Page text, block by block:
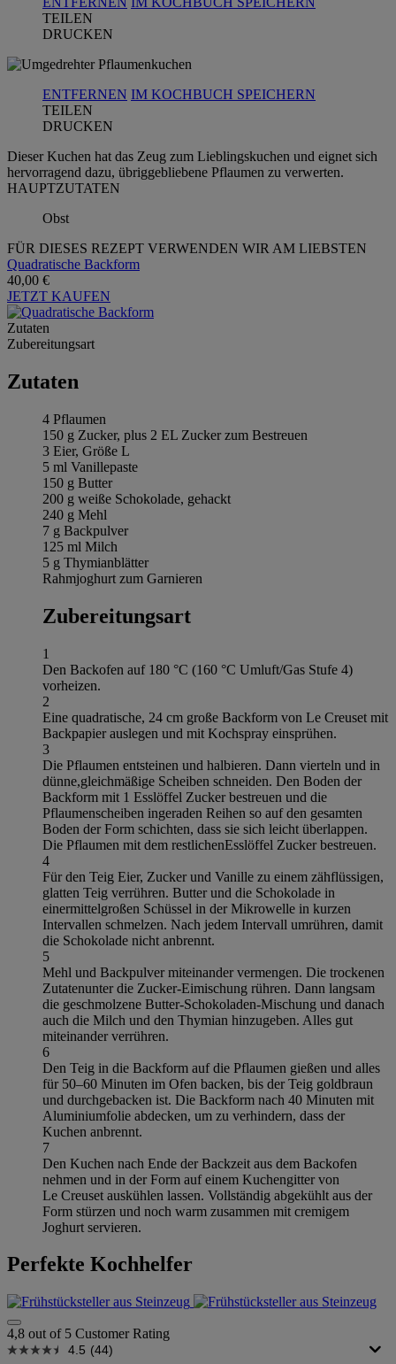
TEILEN
DRUCKEN
ENTFERNEN IM KOCHBUCH SPEICHERN
TEILEN
DRUCKEN
Dieser Kuchen hat das Zeug zum Lieblingskuchen und eignet sich
hervorragend dazu, übriggebliebene Pflaumen zu verwerten.
HAUPTZUTATEN
Obst
FÜR DIESES REZEPT VERWENDEN WIR AM LIEBSTEN
Quadratische Backform
40,00 €
JETZT KAUFEN
Zutaten
Zubereitungsart
Zutaten
4 Pflaumen
150 g Zucker, plus 2 EL Zucker zum Bestreuen
3 Eier, Größe L
5 ml Vanillepaste
150 g Butter
200 g weiße Schokolade, gehackt
240 g Mehl
7 g Backpulver
125 ml Milch
5 g Thymianblätter
Rahmjoghurt zum Garnieren
Zubereitungsart
1
Den Backofen auf 180 °C (160 °C Umluft/Gas Stufe 4)
vorheizen.
2
Eine quadratische, 24 cm große Backform von Le Creuset mit
Backpapier auslegen und mit Kochspray einsprühen.
3
Die Pflaumen entsteinen und halbieren. Dann vierteln und in
dünne,gleichmäßige Scheiben schneiden. Den Boden der
Backform mit 1 Esslöffel Zucker bestreuen und die
Pflaumenscheiben ingeraden Reihen so auf den gesamten
Boden der Form schichten, dass sie sich leicht überlappen.
Die Pflaumen mit dem restlichenEsslöffel Zucker bestreuen.
4
Für den Teig Eier, Zucker und Vanille zu einem zähflüssigen,
glatten Teig verrühren. Butter und die Schokolade in
einermittelgroßen Schüssel in der Mikrowelle in kurzen
Intervallen schmelzen. Nach jedem Intervall umrühren, damit
die Schokolade nicht anbrennt.
5
Mehl und Backpulver miteinander vermengen. Die trockenen
Zutatenunter die Zucker-Eimischung rühren. Dann langsam
die geschmolzene Butter-Schokoladen-Mischung und danach
auch die Milch und den Thymian hinzugeben. Alles gut
miteinander verrühren.
6
Den Teig in die Backform auf die Pflaumen gießen und alles
für 50–60 Minuten im Ofen backen, bis der Teig goldbraun
und durchgebacken ist. Die Backform nach 40 Minuten mit
Aluminiumfolie abdecken, um zu verhindern, dass der
Kuchen anbrennt.
7
Den Kuchen nach Ende der Backzeit aus dem Backofen
nehmen und in der Form auf einem Kuchengitter von
Le Creuset auskühlen lassen. Vollständig abgekühlt aus der
Form stürzen und noch warm zusammen mit cremigem
Joghurt servieren.
Perfekte Kochhelfer
4,8 out of 5 Customer Rating
4.5 (44)